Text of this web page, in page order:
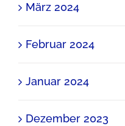
März 2024
Februar 2024
Januar 2024
Dezember 2023